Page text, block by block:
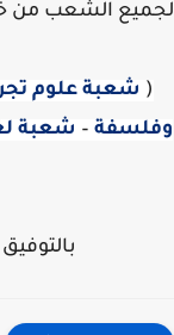
الشعب من
شعبة علوم
–شعبة
بالتوفيق